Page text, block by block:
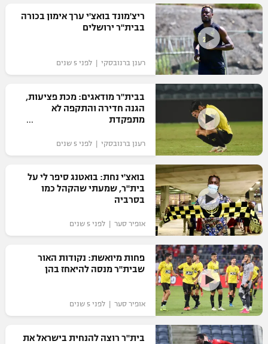
משתתפים וזוכים בפרסים
תקנון משתתפים וזוכים בפרסים
תקנון עבור פעילות אלקטרה
תקנון עבור פעילות ספורט 1 – "מרלן"
טניס
תנאי שימוש
מדיניות פרטיות
תקנון פעילות ספורט 1
רשיון להקרנה פומבית לבית עסק
הצטרפות לחבילת הערוצים
לוח דרושים – ג'ובנט
תגיות
ספורט מוטורי
כדורמים
פוטבול אמריקאי NFL
בייסבול MLB
ספורט אתגרי ואקסטרים
אומנויות לחימה
גיימינג E-Sports
ריצ'מונד בואצ'י ערך אימון בכורה
בבית"ר ירושלים
רענן ברנובסקי | לפני 5 שנים
בבית"ר מודאגים: מכת פציעות,
הגנה חדירה והתקפה לא
מתפקדת
רענן ברנובסקי | לפני 5 שנים
בואצ'י נחת: בואטנג סיפר לי על
בית"ר, שמעתי שהקהל כמו
בסרביה
אופיר סער | לפני 5 שנים
פחות מיואשת: נקודות האור
שבית"ר מנסה להיאחז בהן
אופיר סער | לפני 5 שנים
בית"ר רוצה להנחית בישראל את